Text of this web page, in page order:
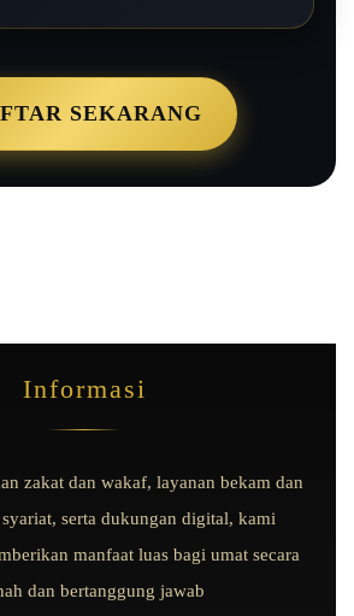
SEKARANG
Informasi
zakat dan wakaf, layanan bekam dan
serta dukungan digital, kami
manfaat luas bagi umat secara
dan bertanggung jawab